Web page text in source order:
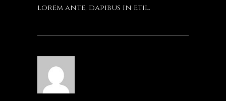
lorem ante, dapibus in etil.